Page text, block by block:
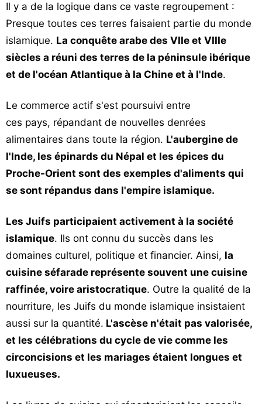
Il y a de la logique dans ce vaste regroupement :
Presque toutes ces terres faisaient partie du monde
islamique. La conquête arabe des VIIe et VIIIe
siècles a réuni des terres de la péninsule ibérique
et de l'océan Atlantique à la Chine et à l'Inde.
Le commerce actif s'est poursuivi entre
ces pays, répandant de nouvelles denrées
alimentaires dans toute la région. L'aubergine de
l'Inde, les épinards du Népal et les épices du
Proche-Orient sont des exemples d'aliments qui
se sont répandus dans l'empire islamique.
Les Juifs participaient activement à la société
islamique. Ils ont connu du succès dans les
domaines culturel, politique et financier. Ainsi, la
cuisine séfarade représente souvent une cuisine
raffinée, voire aristocratique. Outre la qualité de la
nourriture, les Juifs du monde islamique insistaient
aussi sur la quantité. L'ascèse n'était pas valorisée,
et les célébrations du cycle de vie comme les
circoncisions et les mariages étaient longues et
luxueuses.